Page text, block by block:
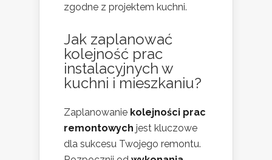
zgodne z projektem kuchni.
Jak zaplanować
kolejność prac
instalacyjnych w
kuchni i mieszkaniu?
Zaplanowanie kolejności prac
remontowych jest kluczowe
dla sukcesu Twojego remontu.